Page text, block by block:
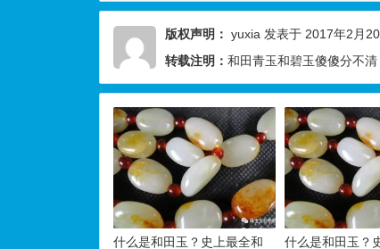
版权声明： yuxia 发表于 2017年2月
转载注明： 和田青玉和碧玉傻傻分不
什么是和田玉？史上最全和
什么是和田玉？